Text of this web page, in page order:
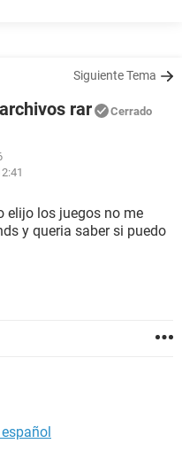
Siguiente Tema
rar Cerrado
elijo los juegos no me
y queria saber si puedo